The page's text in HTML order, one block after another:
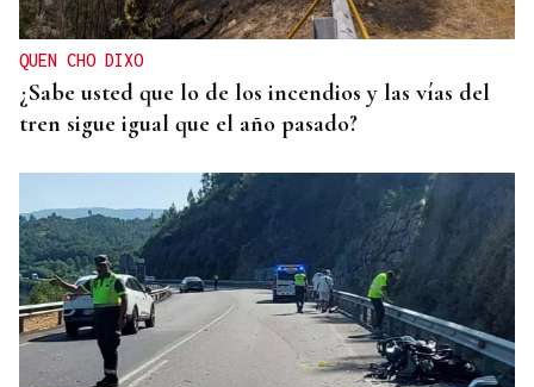
QUEN CHO DIXO
¿Sabe usted que lo de los incendios y las vías del
tren sigue igual que el año pasado?